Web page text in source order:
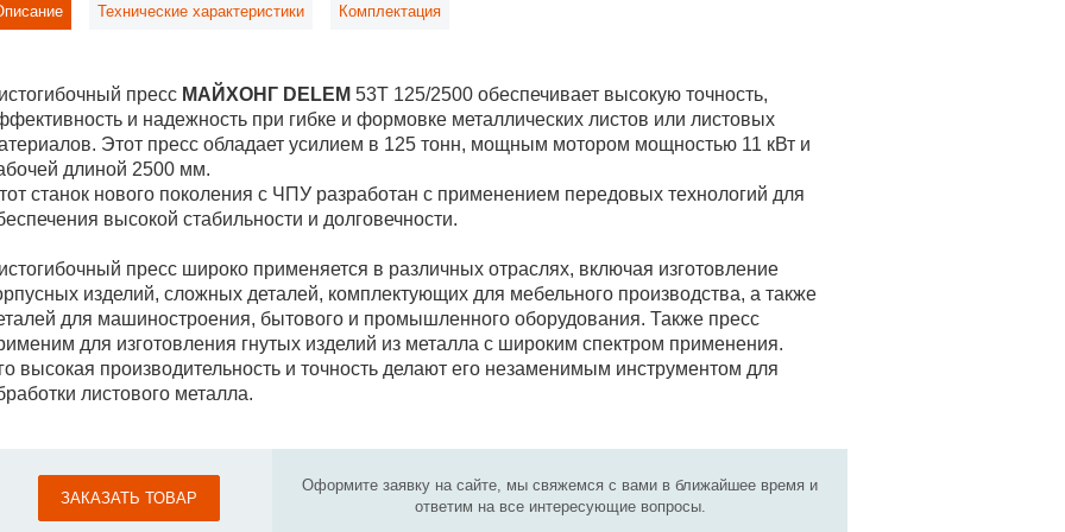
Технические характеристики Комплектация
пресс МАЙХОНГ DELEM 53T 125/2500 обеспечивает высокую точность,
и надежность при гибке и формовке металлических листов или листовых
Этот пресс обладает усилием в 125 тонн, мощным мотором мощностью 11 кВт и
длиной 2500 мм.
станок нового поколения с ЧПУ разработан с применением передовых технологий для
высокой стабильности и долговечности.
пресс широко применяется в различных отраслях, включая изготовление
изделий, сложных деталей, комплектующих для мебельного производства, а также
для машиностроения, бытового и промышленного оборудования. Также пресс
для изготовления гнутых изделий из металла с широким спектром применения.
высокая производительность и точность делают его незаменимым инструментом для
листового металла.
ЗАКАЗАТЬ ТОВАР
Оформите заявку на сайте, мы свяжемся с вами в ближайшее время и
ответим на все интересующие вопросы.